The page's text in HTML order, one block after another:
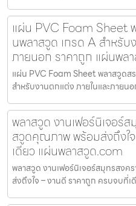
แผ่น PVC Foam Sheet
นพลาสวูด เกรด A สำหรับ
ภายนอก ราคาถูก แผ่นพล
แผ่น PVC Foam Sheet พลาสวูดส
สำหรับงานตกแต่ง ภายในและภาย
พลาสวูด งานเฟอร์นิเจอร์
สวูดคุณภาพ พร้อมส่งถึงใ
เดียว แผ่นพลาสวูด.com
พลาสวูด งานเฟอร์นิเจอร์สมุทรสง
ส่งถึงใจ – งานดี ราคาถูก ครบจบ